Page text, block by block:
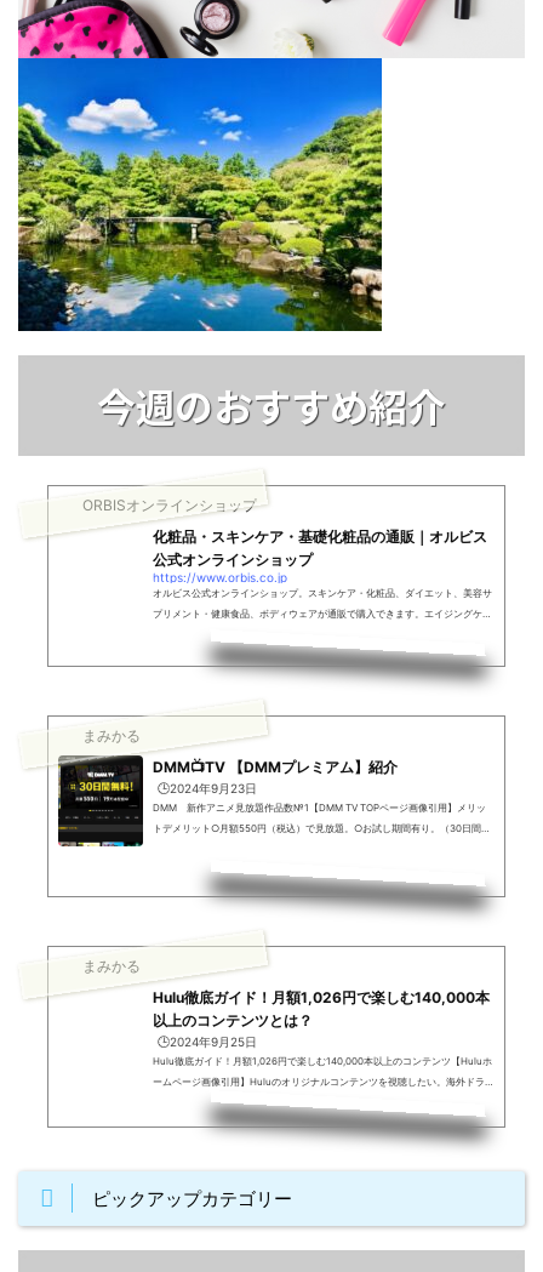
今週のおすすめ紹介
ORBISオンラインショップ
化粧品・スキンケア・基礎化粧品の通販｜オルビス
公式オンラインショップ
https://www.orbis.co.jp
オルビス公式オンラインショップ。スキンケア・化粧品、ダイエット、美容サ
プリメント・健康食品、ボディウェアが通販で購入できます。エイジングケア
力”に着目しました。30日以内なら返品可能なので安心してご利用いただけま
まみかる
DMM📺TV 【DMMプレミアム】紹介
🕒️2024年9月23日
DMM 新作アニメ見放題作品数№1【DMM TV TOPページ画像引用】メリッ
トデメリット○月額550円（税込）で見放題。○お試し期間有り。（30日間）
関連のサービスを利用しているDMM TVは、DMM.comが運営するサービスで
す。名作もたっぷり！アニメ5,900作品以上配信中！DMMプレミアム会員限
定！DMMポイントや特典をプレゼント（無料トライアル登録後すぐに550pt
プレゼント。）※ポイントはDMM TV（単...
まみかる
Hulu徹底ガイド！月額1,026円で楽しむ140,000本
以上のコンテンツとは？
🕒️2024年9月25日
Hulu徹底ガイド！月額1,026円で楽しむ140,000本以上のコンテンツ【Huluホ
ームページ画像引用】Huluのオリジナルコンテンツを視聴したい。海外ドラマ
や日本のバラエティ番組が大好き。Huluオリジナルの作品や見逃し配信も楽し
みたい。 Huluの魅力と特徴Huluは、豊富な動画コンテンツを楽しむことがで
きる課金サービスとして、多くの利用者に支持されています。その魅力と特徴
題で楽...
ピックアップカテゴリー